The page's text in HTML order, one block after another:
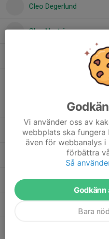
Cleo Degerlund
Cleo Nyström
Henny Carlenius
Idun Lahti Outinen
Jensine Grönlund
Mila Karlsson
Selma Lundbäck
Vi använder oss av
webbplats ska fungera
även för webbanalys
förbättra
Så
Godkänn
Bara